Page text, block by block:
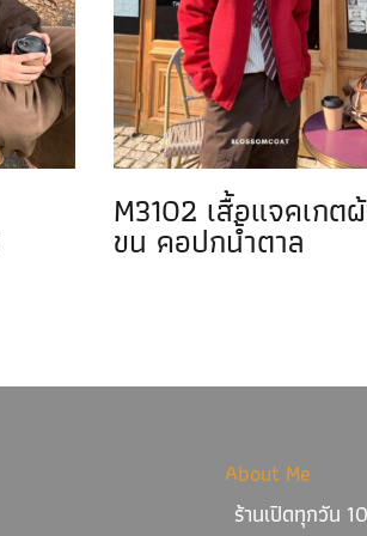
M3102 เสื้อแจคเกต
ขน คอปกน้ำตาล
About Me
ร้านเปิดทุกวัน